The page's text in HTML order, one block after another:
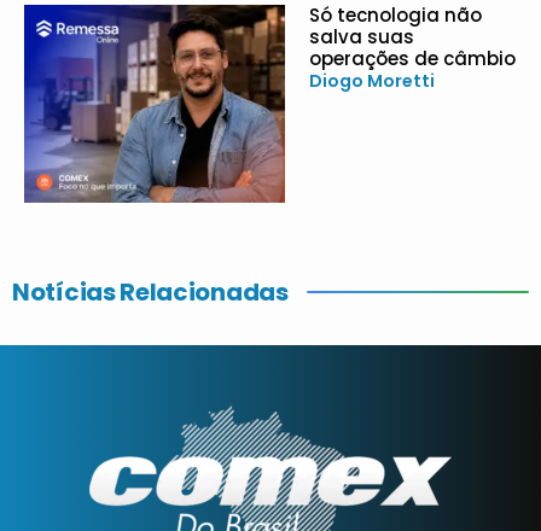
Só tecnologia não
salva suas
operações de câmbio
Diogo Moretti
Notícias Relacionadas